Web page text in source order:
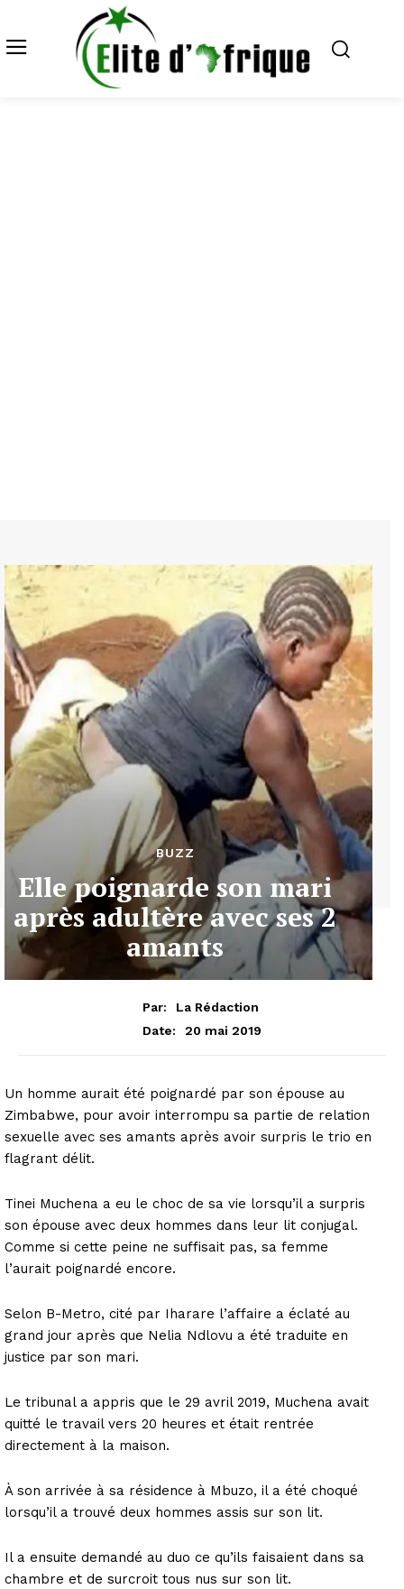
BUZZ
Elle poignarde son mari
après adultère avec ses 2
amants
Par:
La Rédaction
Date:
20 mai 2019
Un homme aurait été poignardé par son épouse au
Zimbabwe, pour avoir interrompu sa partie de relation
sexuelle avec ses amants après avoir surpris le trio en
flagrant délit.
Tinei Muchena a eu le choc de sa vie lorsqu’il a surpris
son épouse avec deux hommes dans leur lit conjugal.
Comme si cette peine ne suffisait pas, sa femme
l’aurait poignardé encore.
Selon B-Metro, cité par Iharare l’affaire a éclaté au
grand jour après que Nelia Ndlovu a été traduite en
justice par son mari.
Le tribunal a appris que le 29 avril 2019, Muchena avait
quitté le travail vers 20 heures et était rentrée
directement à la maison.
À son arrivée à sa résidence à Mbuzo, il a été choqué
lorsqu’il a trouvé deux hommes assis sur son lit.
Il a ensuite demandé au duo ce qu’ils faisaient dans sa
chambre et de surcroit tous nus sur son lit.